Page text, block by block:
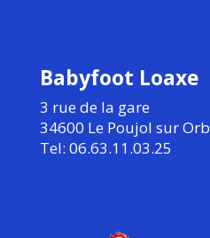
Babyfoot Loaxe
3 rue de la gare
34600 Le Poujol sur Orb
Tel: 06.63.11.03.25